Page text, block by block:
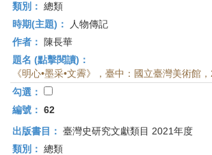
類別： 總類
時期(主題)：
人物傳記
作者：
陳長華
題名 (點擊閱讀)：
《明心•墨采•文霽》，臺中：國立臺灣美術館，
勾選：
編號： 62
出版書目： 臺灣史研究文獻類目 2021年度
類別： 總類